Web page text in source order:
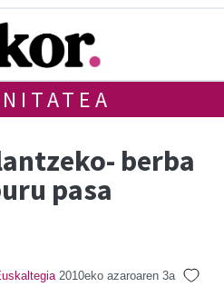
berba
pasa
2010eko azaroaren 3a